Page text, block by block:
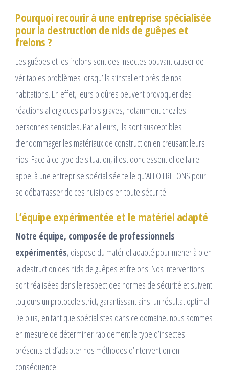
Pourquoi recourir à une entreprise spécialisée
pour la destruction de nids de guêpes et
frelons ?
Les guêpes et les frelons sont des insectes pouvant causer de
véritables problèmes lorsqu’ils s’installent près de nos
habitations. En effet, leurs piqûres peuvent provoquer des
réactions allergiques parfois graves, notamment chez les
personnes sensibles. Par ailleurs, ils sont susceptibles
d’endommager les matériaux de construction en creusant leurs
nids. Face à ce type de situation, il est donc essentiel de faire
appel à une entreprise spécialisée telle qu’ALLO FRELONS pour
se débarrasser de ces nuisibles en toute sécurité.
L’équipe expérimentée et le matériel adapté
Notre équipe, composée de professionnels
expérimentés, dispose du matériel adapté pour mener à bien
la destruction des nids de guêpes et frelons. Nos interventions
sont réalisées dans le respect des normes de sécurité et suivent
toujours un protocole strict, garantissant ainsi un résultat optimal.
De plus, en tant que spécialistes dans ce domaine, nous sommes
en mesure de déterminer rapidement le type d’insectes
présents et d’adapter nos méthodes d’intervention en
conséquence.